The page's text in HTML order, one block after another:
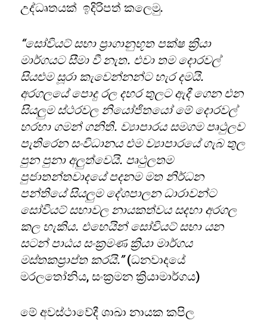
උද්ධෘතයක් ඉදිරිපත් කලෙමු.
“සෝවියට් සභා ප්‍රාගානුභූත පක්ෂ ක්‍රියා
මාර්ගයට සීමා වී නැත. එවා තම දොරවල්
සියළුම සූරා කැවෙන්නන්ට හැර දමයි.
අරගලයේ පොදු රල දහර තුලට ඇදී ගෙන එන
සියලුම ස්ථරවල නියෝජිතයෝ මේ දොරවල්
හරහා ගමන් ගනිති. ව්‍යාපාරය සමගම පෘථුලව
පැතිරෙන සංවිධානය එම ව්‍යාපාරයේ ගැබ තුල
පුන පුනා අලුත්වෙයි. පෘථුලතම
පුජාතන්තවාදයේ පදනම මත නිර්ධන
පන්තියේ සියලුම දේශපාලන ධාරාවන්ට
සෝවියට් සභාවල නායකත්වය සදහා අරගල
කල හැකිය. එහෙයින් සෝවියට් සභා යන
සටන් පාඨය සංක්‍රමණ ක්‍රියා මාර්ගය
මස්තකප්‍රාප්ත කරයි.”(ධනවාදයේ
මරලතෝනිය, සංක්‍රමන ක්‍රියාමාර්ගය)
මේ අවස්ථාවේදී ශාඛා නායක කපිල